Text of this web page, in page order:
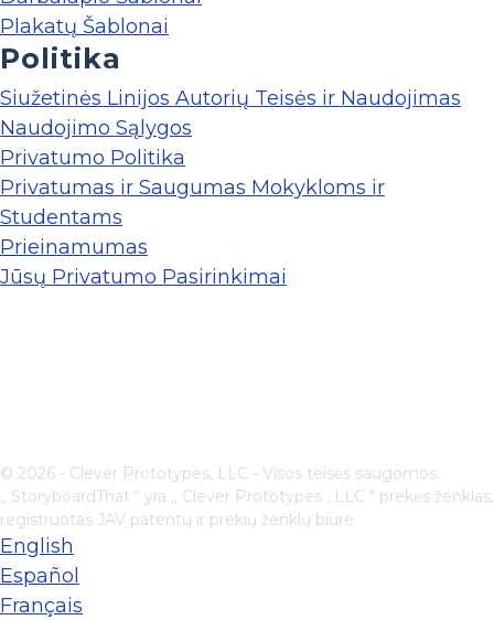
Plakatų Šablonai
Politika
Siužetinės Linijos Autorių Teisės ir Naudojimas
Naudojimo Sąlygos
Privatumo Politika
Privatumas ir Saugumas Mokykloms ir
Studentams
Prieinamumas
Jūsų Privatumo Pasirinkimai
© 2026 - Clever Prototypes, LLC - Visos teisės saugomos.
„ StoryboardThat “ yra „ Clever Prototypes , LLC “ prekės ženklas,
registruotas JAV patentų ir prekių ženklų biure.
English
Español
Français